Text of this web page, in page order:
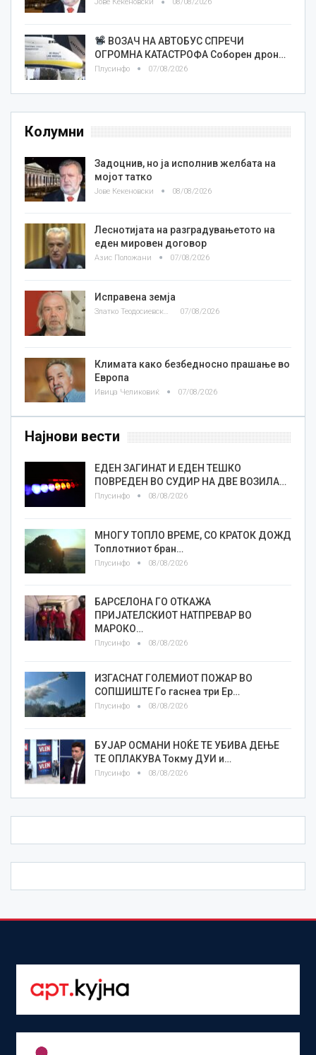
Јове Кекеновски 08/08/2026
ВОЗАЧ НА АВТОБУС СПРЕЧИ
ОГРОМНА КАТАСТРОФА Соборен дрон…
Плусинфо 07/08/2026
Колумни
Задоцнив, но ја исполнив желбата на
мојот татко
Јове Кекеновски 08/08/2026
Леснотијата на разградувањетото на
еден мировен договор
Азис Положани 07/08/2026
Исправена земја
Златко Теодосиевски 07/08/2026
Климата како безбедносно прашање во
Европа
Ивица Челиковиќ 07/08/2026
Најнови вести
ЕДЕН ЗАГИНАТ И ЕДЕН ТЕШКО
ПОВРЕДЕН ВО СУДИР НА ДВЕ ВОЗИЛА…
Плусинфо 08/08/2026
МНОГУ ТОПЛО ВРЕМЕ, СО КРАТОК ДОЖД
Топлотниот бран…
Плусинфо 08/08/2026
БАРСЕЛОНА ГО ОТКАЖА
ПРИЈАТЕЛСКИОТ НАТПРЕВАР ВО
МАРОКО…
Плусинфо 08/08/2026
ИЗГАСНАТ ГОЛЕМИОТ ПОЖАР ВО
СОПШИШТЕ Го гаснеа три Ер…
Плусинфо 08/08/2026
БУЈАР ОСМАНИ НОЌЕ ТЕ УБИВА ДЕЊЕ
ТЕ ОПЛАКУВА Токму ДУИ и…
Плусинфо 08/08/2026